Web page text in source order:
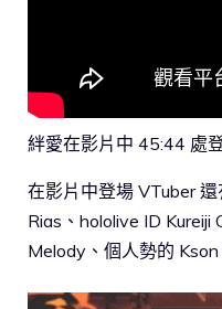
絆愛在影片中 45:44 處
在影片中登場 VTuber
Rias、hololive ID Kureiji
Melody、個人勢的 Kson